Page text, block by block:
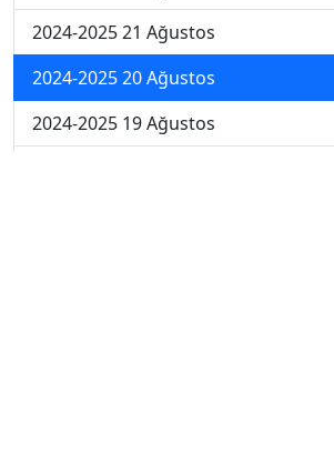
2024-2025 21 Ağustos
2024-2025 20 Ağustos
2024-2025 19 Ağustos